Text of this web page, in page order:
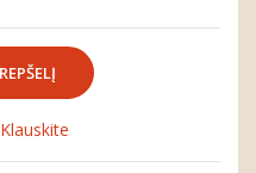
Klauskite